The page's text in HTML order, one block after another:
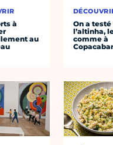
à
au
On a testé
l’altinha,
comme à